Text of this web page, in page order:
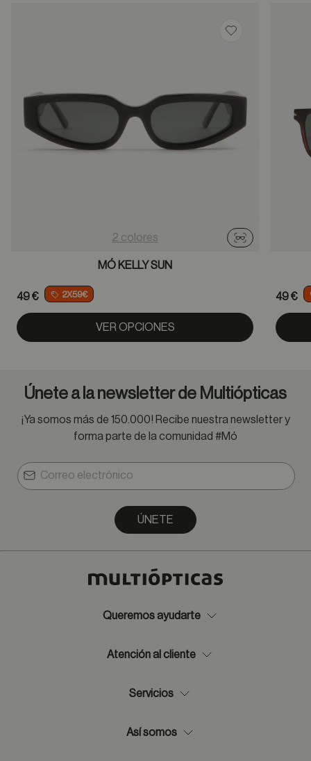
Guardar en
2 colores
Probador
MÓ KELLY SUN
49 € 2X59€
VER OPCIONES
49 €
Únete a la newsletter de Multiópticas
¡Ya somos más de 150.000! Recibe nuestra newsletter y
forma parte de la comunidad #Mó
ÚNETE
Queremos ayudarte
Atención al cliente
Servicios
Así somos